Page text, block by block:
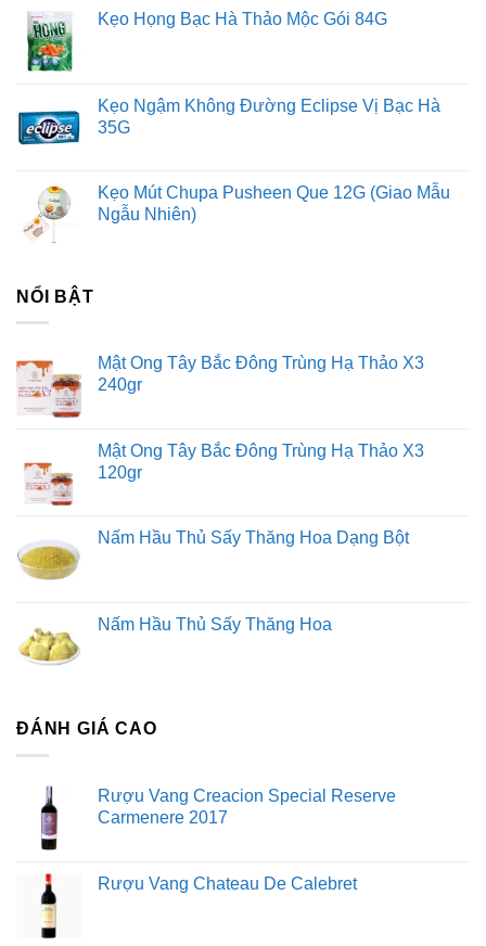
Kẹo Họng Bạc Hà Thảo Mộc Gói 84G
Kẹo Ngậm Không Đường Eclipse Vị Bạc Hà
35G
Kẹo Mút Chupa Pusheen Que 12G (Giao Mẫu
Ngẫu Nhiên)
NỔI BẬT
Mật Ong Tây Bắc Đông Trùng Hạ Thảo X3
240gr
Mật Ong Tây Bắc Đông Trùng Hạ Thảo X3
120gr
Nấm Hầu Thủ Sấy Thăng Hoa Dạng Bột
Nấm Hầu Thủ Sấy Thăng Hoa
ĐÁNH GIÁ CAO
Rượu Vang Creacion Special Reserve
Carmenere 2017
Rượu Vang Chateau De Calebret